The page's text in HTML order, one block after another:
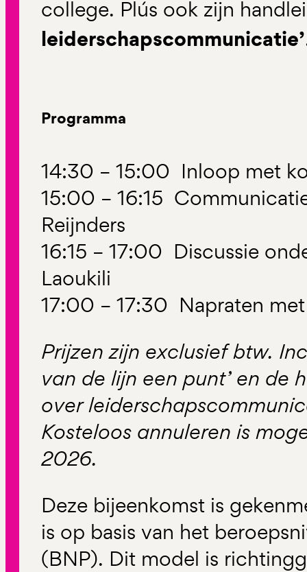
college. Plús ook zijn
leiderschapscommunicatie’
Programma
14:30 – 15:00 Inloop met
15:00 – 16:15
Reijnders
16:15 – 17:00 Discussie
Laoukili
17:00 – 17:30 Napraten
Prijzen zijn exclusief btw.
van de lijn een punt’ en de
over
Kosteloos annuleren is
2026.
Deze bijeenkomst is
is op basis van het
(BNP). Dit model is